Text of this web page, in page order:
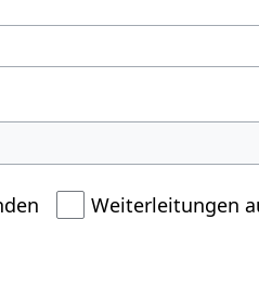
Weiterleitungen